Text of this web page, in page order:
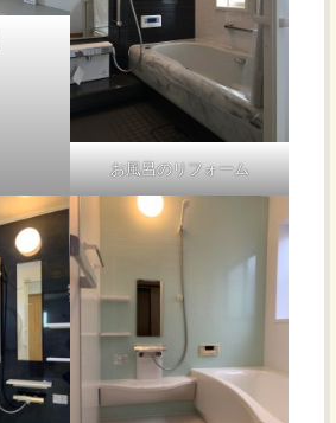
お風呂のリフォーム